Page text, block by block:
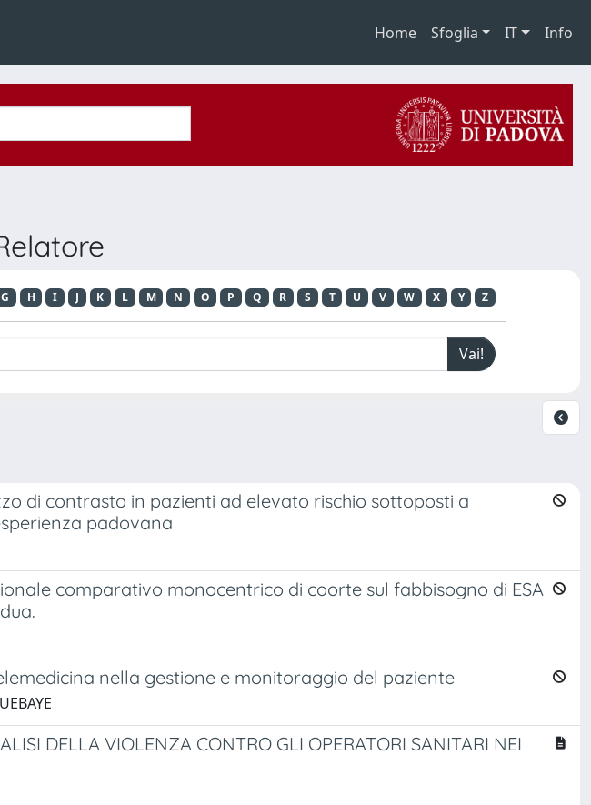
Home Sfoglia IT Info
G H I J K L M N O P Q R S T U V W X Y Z
di contrasto in pazienti ad elevato rischio sottoposti a
padovana
comparativo monocentrico di coorte sul fabbisogno di ESA
nella gestione e monitoraggio del paziente
DELLA VIOLENZA CONTRO GLI OPERATORI SANITARI NEI